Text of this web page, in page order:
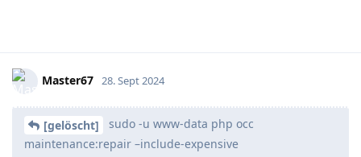
Master67 28. Sept 2024
[gelöscht]
sudo -u www-data php occ
maintenance:repair –include-expensive